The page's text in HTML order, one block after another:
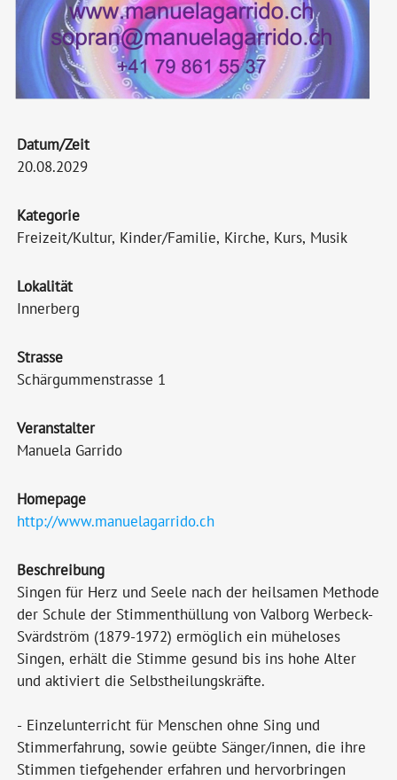
Datum/Zeit
20.08.2029
Kategorie
Freizeit/Kultur, Kinder/Familie, Kirche, Kurs, Musik
Lokalität
Innerberg
Strasse
Schärgummenstrasse 1
Veranstalter
Manuela Garrido
Homepage
http://www.manuelagarrido.ch
Beschreibung
Singen für Herz und Seele nach der heilsamen Methode
der Schule der Stimmenthüllung von Valborg Werbeck-
Svärdström (1879-1972) ermöglich ein müheloses
Singen, erhält die Stimme gesund bis ins hohe Alter
und aktiviert die Selbstheilungskräfte.
- Einzelunterricht für Menschen ohne Sing und
Stimmerfahrung, sowie geübte Sänger/innen, die ihre
Stimmen tiefgehender erfahren und hervorbringen